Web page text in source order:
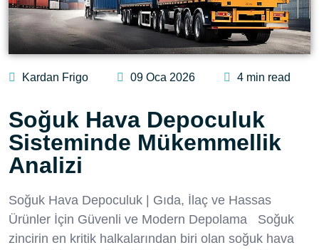
Kardan Frigo 09 Oca 2026 4 min read
Soğuk Hava Depoculuk
Sisteminde Mükemmellik
Analizi
Soğuk Hava Depoculuk | Gıda, İlaç ve Hassas
Ürünler İçin Güvenli ve Modern Depolama Soğuk
zincirin en kritik halkalarından biri olan soğuk hava